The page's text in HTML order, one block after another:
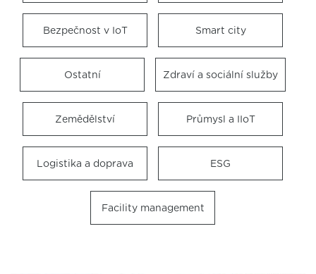
Bezpečnost v IoT Smart city
Ostatní Zdraví a sociální služby
Zemědělství Průmysl a IIoT
Logistika a doprava ESG
Facility management